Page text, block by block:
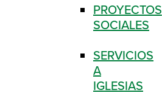
PROYECTOS
SOCIALES
SERVICIOS
A
IGLESIAS